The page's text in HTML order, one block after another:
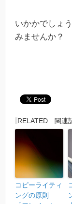
いかかでしょ
みませんか？
RELATED 関連
コピーライティ
ングの原則